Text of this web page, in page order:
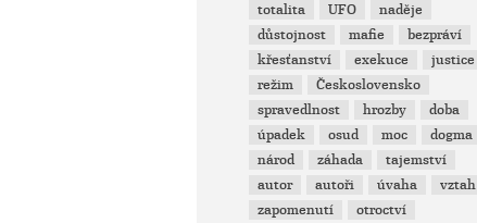
totalita
UFO
naděje
důstojnost
mafie
bezpráví
křesťanství
exekuce
justice
režim
Československo
spravedlnost
hrozby
doba
úpadek
osud moc
dogma
národ
záhada
tajemství
autor
autoři úvaha
vztah
zapomenutí
otroctví